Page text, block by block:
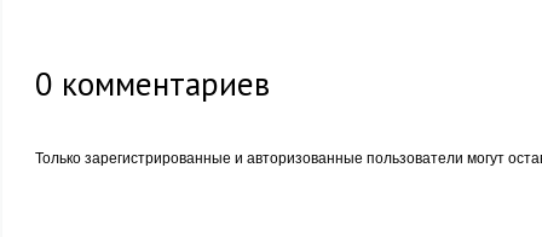
0 комментариев
Только зарегистрированные и авторизованные пользователи могут